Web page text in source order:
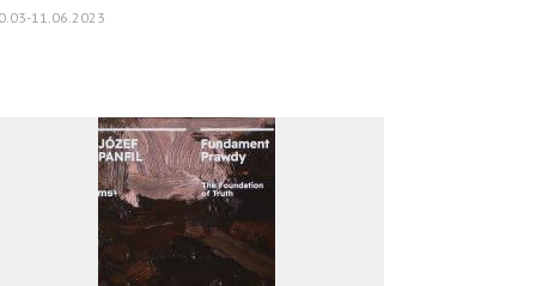
11.06.2023